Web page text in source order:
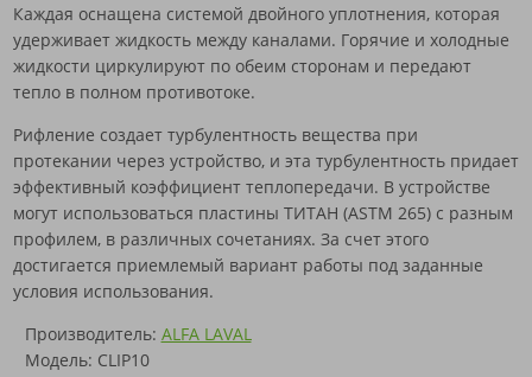
Каждая оснащена системой двойного уплотнения, которая
удерживает жидкость между каналами. Горячие и холодные
жидкости циркулируют по обеим сторонам и передают
тепло в полном противотоке.
Рифление создает турбулентность вещества при
протекании через устройство, и эта турбулентность придает
эффективный коэффициент теплопередачи. В устройстве
могут использоваться пластины ТИТАН (ASTM 265) с разным
профилем, в различных сочетаниях. За счет этого
достигается приемлемый вариант работы под заданные
условия использования.
Производитель: ALFA LAVAL
Модель: CLIP10